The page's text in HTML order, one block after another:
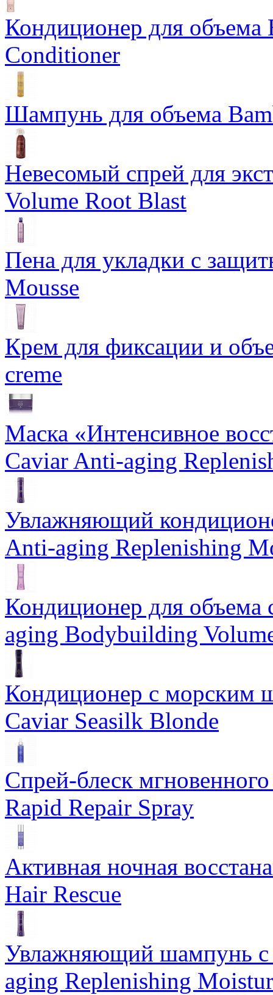
Кондиционер для объема
Conditioner
Шампунь для объема
Невесомый спрей для
Volume Root Blast
Пена для укладки с
Mousse
Крем для фиксации и
creme
Маска «Интенсивное
Caviar Anti-aging
Увлажняющий
Anti-aging Replenishing
Кондиционер для
aging Bodybuilding
Кондиционер с морским
Caviar Seasilk Blonde
Спрей-блеск
Rapid Repair Spray
Активная ночная
Hair Rescue
Увлажняющий шампунь
aging Replenishing